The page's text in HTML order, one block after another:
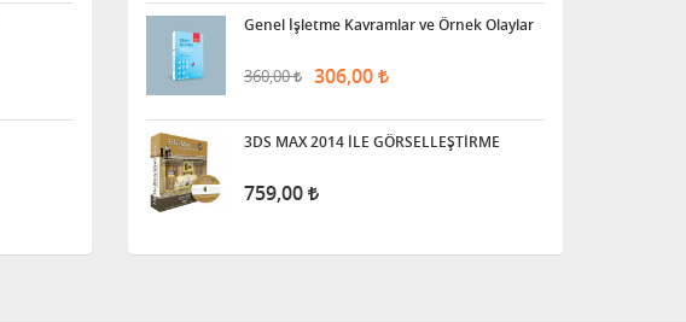
Genel İşletme Kavramlar ve Örnek Olaylar
360,00 306,00
3DS MAX 2014 İLE GÖRSELLEŞTİRME
759,00